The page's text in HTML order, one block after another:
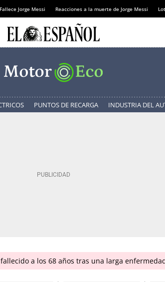
Fallece Jorge Messi Reacciones a la muerte de Jorge Messi
PUNTOS DE RECARGA INDUSTRIA DEL
a los 68 años tras una larga